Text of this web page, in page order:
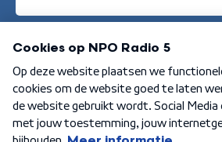
Aanmelden
Algemene voorwaarden Privacybeleid